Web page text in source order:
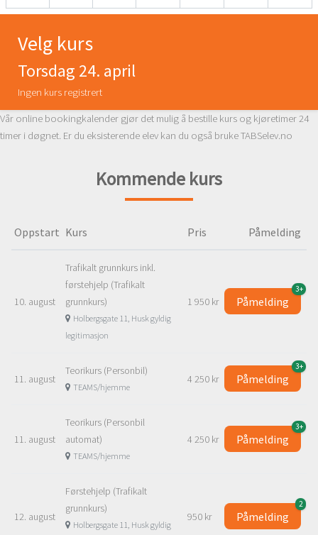
Velg kurs
Torsdag 24. april
Ingen kurs registrert
Vår online bookingkalender gjør det mulig å bestille kurs og kjøretimer 24
timer i døgnet. Er du eksisterende elev kan du også bruke TABSelev.no
Kommende kurs
Oppstart Kurs Pris Påmelding
10. august
Trafikalt grunnkurs inkl.
førstehjelp (Trafikalt
grunnkurs)
Holbergsgate 11, Husk gyldig
legitimasjon
1 950 kr Påmelding
3+
11. august
Teorikurs (Personbil)
TEAMS/hjemme
4 250 kr Påmelding
3+
11. august
Teorikurs (Personbil
automat)
TEAMS/hjemme
4 250 kr Påmelding
3+
12. august
Førstehjelp (Trafikalt
grunnkurs)
Holbergsgate 11, Husk gyldig
950 kr Påmelding
2